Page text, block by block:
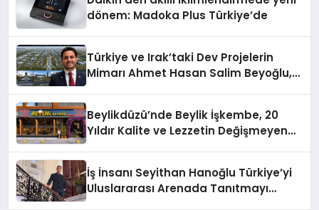
dönem: Madoka Plus Türkiye’de
Türkiye ve Irak’taki Dev Projelerin
Mimarı Ahmet Hasan Salim Beyoğlu,
Hayata Geçirecek
Beylikdüzü’nde Beylik İşkembe, 20
Yıldır Kalite ve Lezzetin Değişmeyen
İş İnsanı Seyithan Hanoğlu Türkiye’yi
Uluslararası Arenada Tanıtmayı